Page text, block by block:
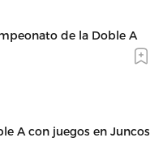
de la Doble A
A con juegos en Juncos